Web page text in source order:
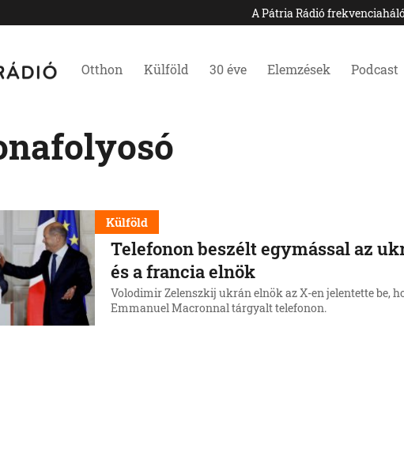
A Pátria Rádió
Otthon Külföld 30 éve Elemzések Podcast
Külföld
Telefonon beszélt egymással az
és a francia elnök
Volodimir Zelenszkij ukrán elnök az X-en jelentette be,
Emmanuel Macronnal tárgyalt telefonon.